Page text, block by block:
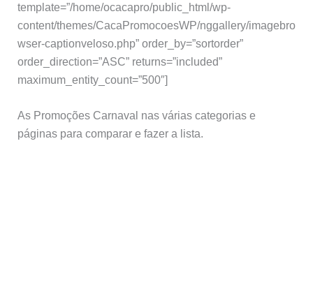
template=”/home/ocacapro/public_html/wp-
content/themes/CacaPromocoesWP/nggallery/imagebro
wser-captionveloso.php” order_by=”sortorder”
order_direction=”ASC” returns=”included”
maximum_entity_count=”500″]
As Promoções Carnaval nas várias categorias e
páginas para comparar e fazer a lista.